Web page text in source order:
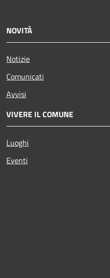
NOVITÀ
Notizie
Comunicati
Avvisi
VIVERE IL COMUNE
Luoghi
Eventi